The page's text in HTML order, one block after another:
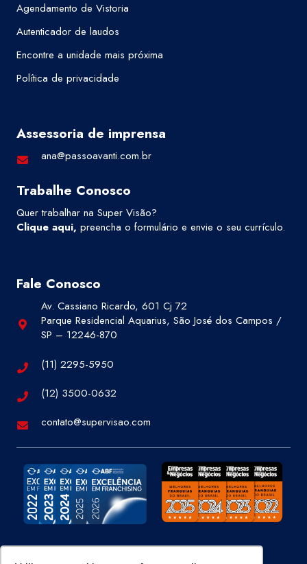
Agendamento de Vistoria
Autenticador de laudos
Encontre a unidade mais próxima
Política de privacidade
Assessoria de imprensa
ana@passoavanti.com.br
Trabalhe Conosco
Quer trabalhar na Super Visão?
Clique aqui, preencha o formulário e envie o seu currículo.
Fale Conosco
Av. Cassiano Ricardo, 601 Cj 72
Parque Residencial Aquarius, São José dos Campos /
SP – 12246-870
(11) 2295-5950
(12) 3500-0632
contato@supervisao.com